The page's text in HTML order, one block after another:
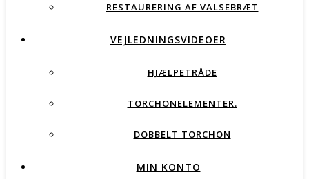
RESTAURERING AF VALSEBRÆT
VEJLEDNINGSVIDEOER
HJÆLPETRÅDE
TORCHONELEMENTER.
DOBBELT TORCHON
MIN KONTO